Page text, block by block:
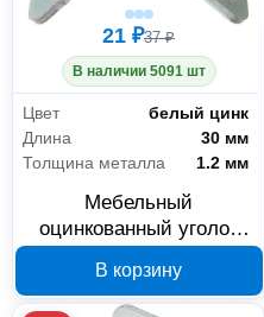
21 ₽37 ₽
В наличии 5091 шт
Цвет
белый цинк
Длина
30 мм
Толщина металла
1.2 мм
Мебельный
оцинкованный уголок
71-0-030
В корзину